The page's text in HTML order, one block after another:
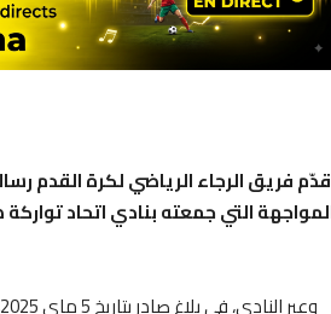
قدّم فريق الرجاء الرياضي لكرة القدم